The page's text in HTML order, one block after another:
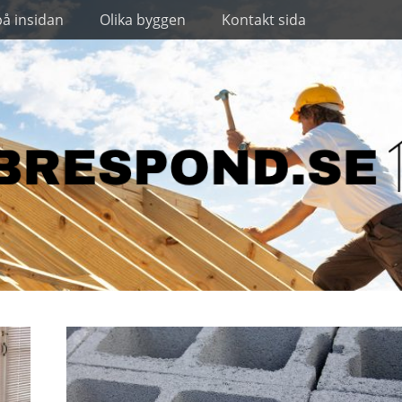
insidan Olika byggen Kontakt sida